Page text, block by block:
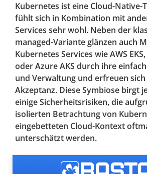
Kubernetes ist eine Cloud-Native-
fühlt sich in Kombination mit
Services sehr wohl. Neben der
managed-Variante glänzen auch
Kubernetes Services wie AWS
oder Azure AKS durch ihre
und Verwaltung und erfreuen
Akzeptanz. Diese Symbiose birgt
einige Sicherheitsrisiken, die
isolierten Betrachtung von
eingebetteten Cloud-Kontext
unterschätzt werden.